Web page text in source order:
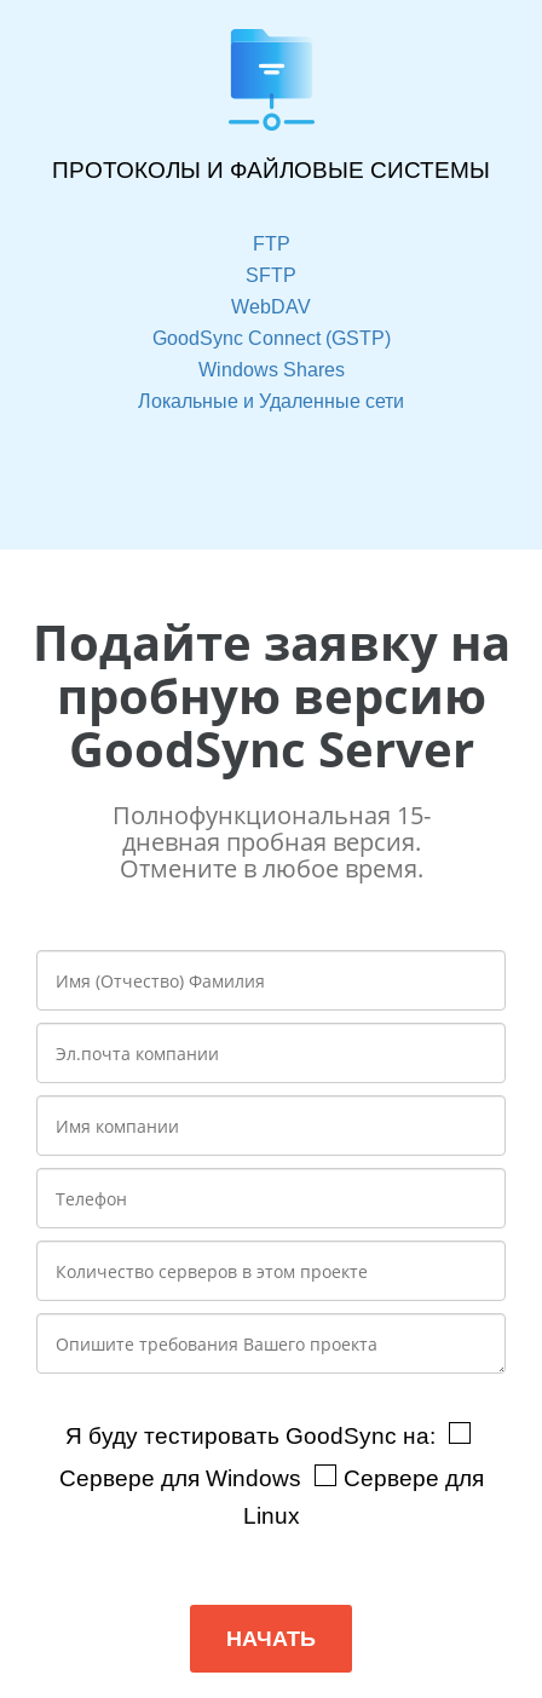
ПРОТОКОЛЫ И ФАЙЛОВЫЕ СИСТЕМЫ
FTP
SFTP
WebDAV
GoodSync Connect (GSTP)
Windows Shares
Локальные и Удаленные сети
Подайте заявку на
пробную версию
GoodSync Server
Полнофункциональная 15-
дневная пробная версия.
Отмените в любое время.
Я буду тестировать GoodSync на:
Сервере для Windows
Сервере для
Linux